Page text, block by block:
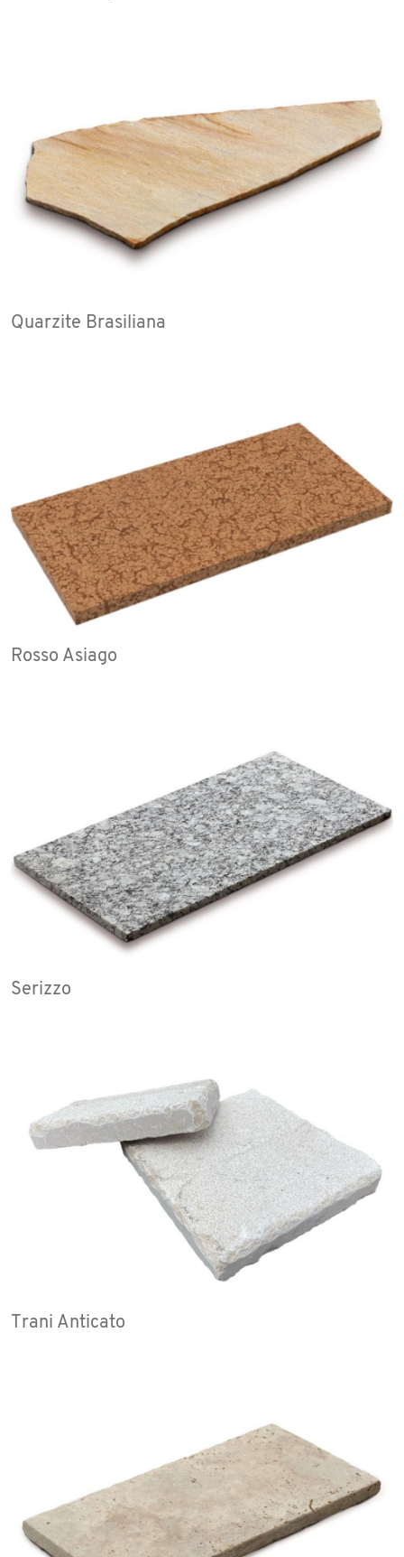
Quarzite Brasiliana
Rosso Asiago
Serizzo
Trani Anticato